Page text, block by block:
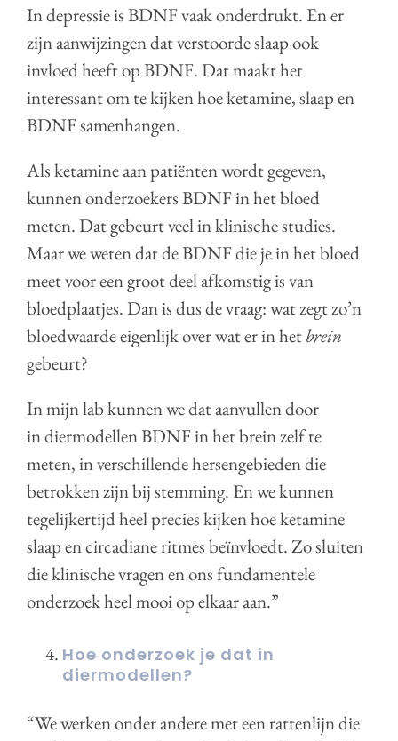
In depressie is BDNF vaak onderdrukt. En er
zijn aanwijzingen dat verstoorde slaap ook
invloed heeft op BDNF. Dat maakt het
interessant om te kijken hoe ketamine, slaap en
BDNF samenhangen.
Als ketamine aan patiënten wordt gegeven,
kunnen onderzoekers BDNF in het bloed
meten. Dat gebeurt veel in klinische studies.
Maar we weten dat de BDNF die je in het bloed
meet voor een groot deel afkomstig is van
bloedplaatjes. Dan is dus de vraag: wat zegt zo’n
bloedwaarde eigenlijk over wat er in hetbrein
gebeurt?
In mijn lab kunnen we dat aanvullen door
in diermodellen BDNF in het brein zelf te
meten, in verschillende hersengebieden die
betrokken zijn bij stemming. En we kunnen
tegelijkertijd heel precies kijken hoe ketamine
slaap en circadiane ritmes beïnvloedt. Zo sluiten
die klinische vragen en ons fundamentele
onderzoek heel mooi op elkaar aan.”
Hoe onderzoek je dat in
diermodellen?
“We werken onder andere met een rattenlijn die